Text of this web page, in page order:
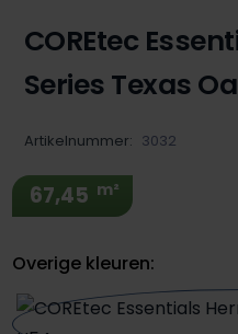
COREtec
Series Texas
Artikelnummer: 3032
67,45 m²
Overige kleuren: